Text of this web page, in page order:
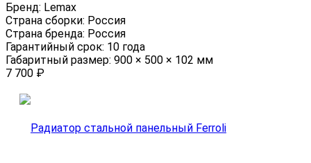
Бренд: Lemax
Страна сборки: Россия
Страна бренда: Россия
Гарантийный срок: 10 года
Габаритный размер: 900 × 500 × 102 мм
7 700 ₽